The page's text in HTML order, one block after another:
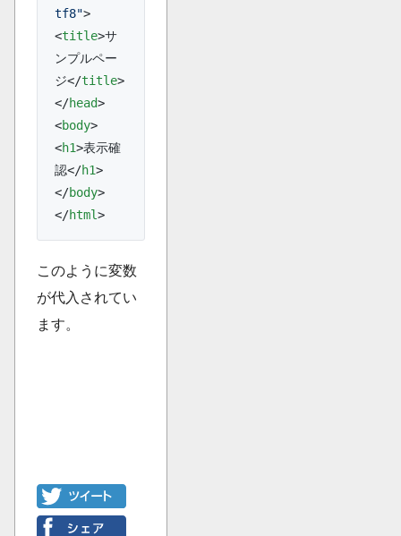
tf8">
<title>サ
ンプルペー
ジ</title>
</head>
<body>
<h1>表示確
認</h1>
</body>
</html>
このように変数
が代入されてい
ます。